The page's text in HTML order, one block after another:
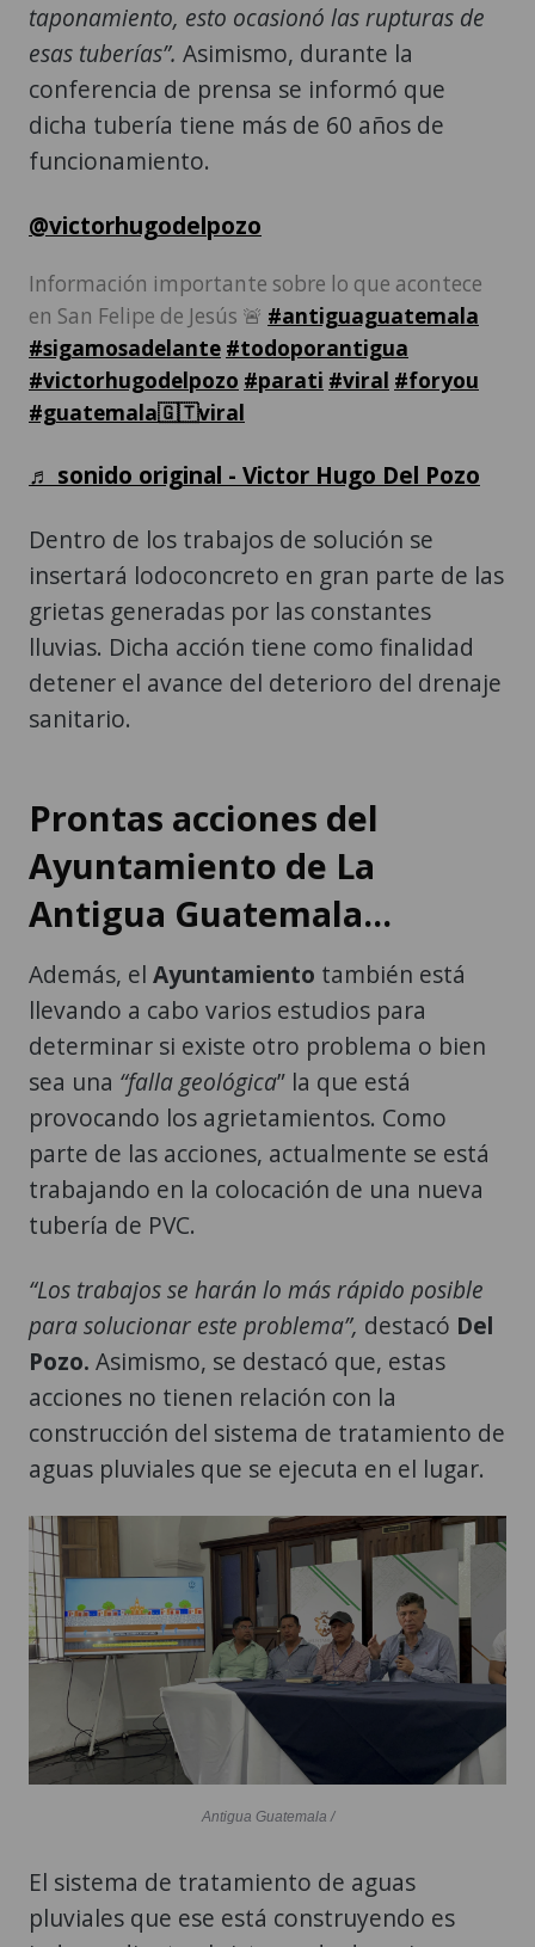
taponamiento, esto ocasionó las rupturas de
esas tuberías”. Asimismo, durante la
conferencia de prensa se informó que
dicha tubería tiene más de 60 años de
funcionamiento.
@victorhugodelpozo
Información importante sobre lo que acontece
en San Felipe de Jesús 🚨 #antiguaguatemala
#sigamosadelante #todoporantigua
#victorhugodelpozo #parati #viral #foryou
#guatemala🇬🇹viral
♬ sonido original - Victor Hugo Del Pozo
Dentro de los trabajos de solución se
insertará lodoconcreto en gran parte de las
grietas generadas por las constantes
lluvias. Dicha acción tiene como finalidad
detener el avance del deterioro del drenaje
sanitario.
Prontas acciones del
Ayuntamiento de La
Antigua Guatemala...
Además, el Ayuntamiento también está
llevando a cabo varios estudios para
determinar si existe otro problema o bien
sea una “falla geológica” la que está
provocando los agrietamientos. Como
parte de las acciones, actualmente se está
trabajando en la colocación de una nueva
tubería de PVC.
“Los trabajos se harán lo más rápido posible
para solucionar este problema”, destacó Del
Pozo. Asimismo, se destacó que, estas
acciones no tienen relación con la
construcción del sistema de tratamiento de
aguas pluviales que se ejecuta en el lugar.
Antigua Guatemala /
El sistema de tratamiento de aguas
pluviales que ese está construyendo es